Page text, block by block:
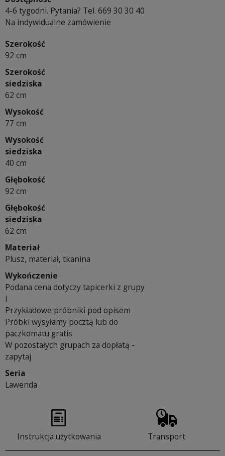
4-6 tygodni. Pytania? Tel. 669 30 30 40
Na indywidualne zamówienie
Szerokość
92 cm
Szerokość
siedziska
62 cm
Wysokość
77 cm
Wysokość
siedziska
40 cm
Głębokość
92 cm
Głębokość
siedziska
62 cm
Materiał
Plusz, materiał, tkanina
Wykończenie
Podana cena dotyczy tapicerki z grupy
I
Przykładowe próbniki pod opisem
Próbki wysyłamy pocztą lub do
paczkomatu gratis
W pozostałych grupach za dopłatą -
zapytaj
Seria
Lawenda
Instrukcja użytkowania Transport